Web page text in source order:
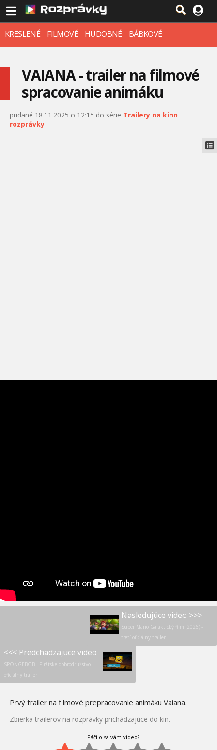
KRESLENÉ FILMOVÉ HUDOBNÉ BÁBKOVÉ
VAIANA - trailer na filmové
spracovanie animáku
pridané 18.11.2025 o 12:15 do série Trailery na kino
rozprávky
Nasledujúce video >>>
Super Mario Galaktický film (2026) -
tretí oficiálny trailer
<<< Predchádzajúce video
SPONGEBOB - Pirátske dobrodružstvo -
oficiálny trailer
Prvý trailer na filmové prepracovanie animáku Vaiana.
Zbierka trailerov na rozprávky prichádzajúce do kín.
Páčilo sa vám video?